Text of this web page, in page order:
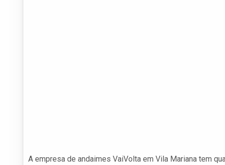
A empresa de andaimes VaiVolta em Vila Mariana tem